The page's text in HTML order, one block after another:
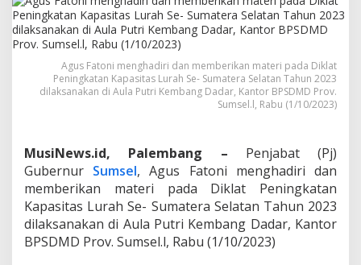
S
u
m
e
l
F
a
i
T
e
g
a
s
Agus Fatoni menghadiri dan memberikan materi pada Diklat
Peningkatan Kapasitas Lurah Se- Sumatera Selatan Tahun 2023
dilaksanakan di Aula Putri Kembang Dadar, Kantor BPSDMD Prov.
Sumsel.l, Rabu (1/10/2023)
MusiNews.id, Palembang – Penjabat (Pj)
Gubernur Sumsel, Agus Fatoni menghadiri dan
memberikan materi pada Diklat Peningkatan
Kapasitas Lurah Se- Sumatera Selatan Tahun 2023
dilaksanakan di Aula Putri Kembang Dadar, Kantor
BPSDMD Prov. Sumsel.l, Rabu (1/10/2023)